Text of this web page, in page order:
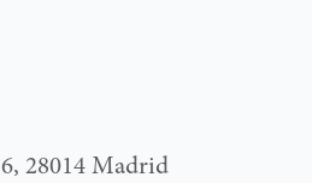
28014 Madrid